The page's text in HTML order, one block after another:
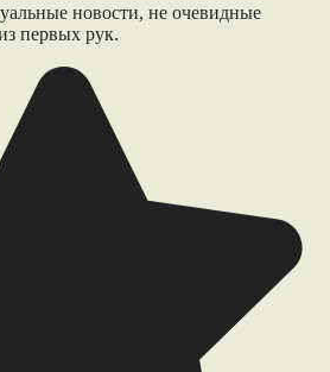
новости, не очевидные
первых рук.